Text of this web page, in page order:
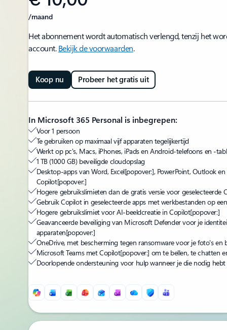
/maand
Het abonnement wordt automatisch verlengd, tenzij het
account.Bekijk de voorwaarden.
Koop nu Probeer het gratis uit
In Microsoft 365 Personal is inbegrepen:
Voor 1 persoon
Te gebruiken op maximaal vijf apparaten tegelijkertijd
Werkt op pc's, Macs, iPhones, iPads en Android-telefoons en -
1 TB (1000 GB) beveiligde cloudopslag
Desktop-apps van Word, Excel[popover:], PowerPoint, Outlook
Copilot[popover:]
Hogere gebruikslimieten dan de gratis versie voor geselecteerde
Gebruik Copilot in geselecteerde apps met werkbestanden op
Hogere gebruikslimiet voor AI-beeldcreatie in Copilot[popover:]
Geavanceerde beveiliging van Microsoft Defender voor je
apparaten[popover:]
OneDrive, met bescherming tegen ransomware voor je foto's en
Microsoft Teams met Copilot[popover:] om te bellen, te chatten
Doorlopende ondersteuning voor hulp wanneer je die nodig hebt